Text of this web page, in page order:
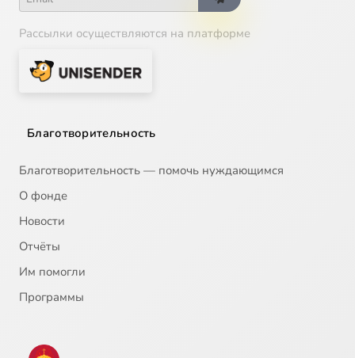
Рассылки осуществляются на платформе
Благотворительность
Благотворительность — помочь нуждающимся
О фонде
Новости
Отчёты
Им помогли
Программы